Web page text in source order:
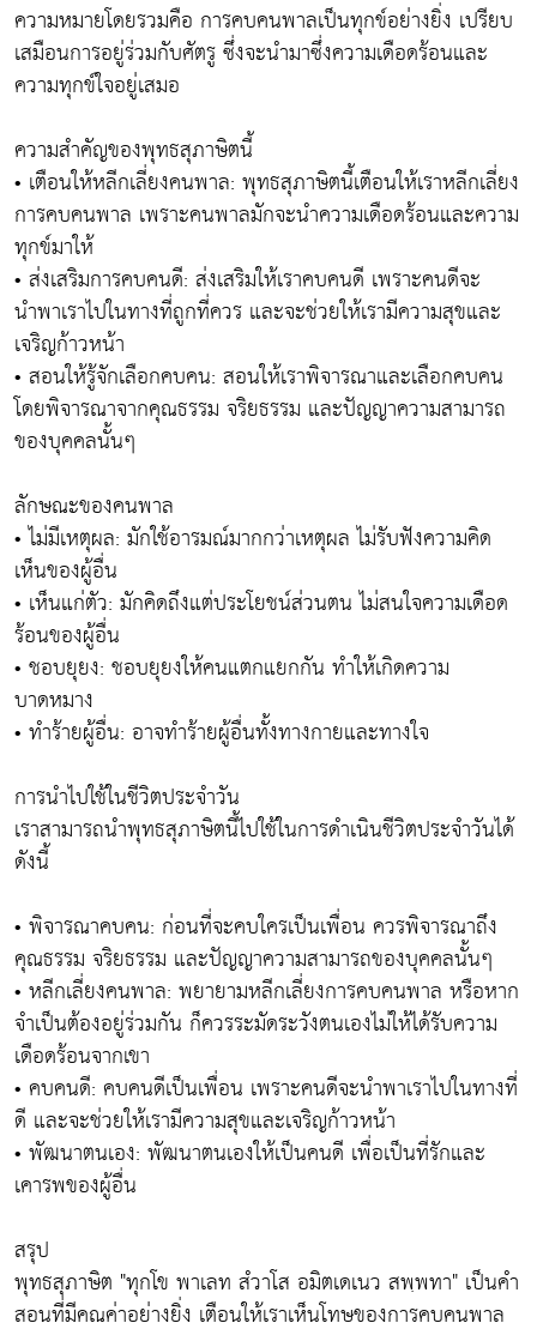
ความหมายโดยรวมคือ การคบคนพาลเป็นทุกข์อย่างยิ่ง เปรียบ
เสมือนการอยู่ร่วมกับศัตรู ซึ่งจะนำมาซึ่งความเดือดร้อนและ
ความทุกข์ใจอยู่เสมอ
ความสำคัญของพุทธสุภาษิตนี้
• เตือนให้หลีกเลี่ยงคนพาล: พุทธสุภาษิตนี้เตือนให้เราหลีกเลี่ยง
การคบคนพาล เพราะคนพาลมักจะนำความเดือดร้อนและความ
ทุกข์มาให้
• ส่งเสริมการคบคนดี: ส่งเสริมให้เราคบคนดี เพราะคนดีจะ
นำพาเราไปในทางที่ถูกที่ควร และจะช่วยให้เรามีความสุขและ
เจริญก้าวหน้า
• สอนให้รู้จักเลือกคบคน: สอนให้เราพิจารณาและเลือกคบคน
โดยพิจารณาจากคุณธรรม จริยธรรม และปัญญาความสามารถ
ของบุคคลนั้นๆ
ลักษณะของคนพาล
• ไม่มีเหตุผล: มักใช้อารมณ์มากกว่าเหตุผล ไม่รับฟังความคิด
เห็นของผู้อื่น
• เห็นแก่ตัว: มักคิดถึงแต่ประโยชน์ส่วนตน ไม่สนใจความเดือด
ร้อนของผู้อื่น
• ชอบยุยง: ชอบยุยงให้คนแตกแยกกัน ทำให้เกิดความ
บาดหมาง
• ทำร้ายผู้อื่น: อาจทำร้ายผู้อื่นทั้งทางกายและทางใจ
การนำไปใช้ในชีวิตประจำวัน
เราสามารถนำพุทธสุภาษิตนี้ไปใช้ในการดำเนินชีวิตประจำวันได้
ดังนี้
• พิจารณาคบคน: ก่อนที่จะคบใครเป็นเพื่อน ควรพิจารณาถึง
คุณธรรม จริยธรรม และปัญญาความสามารถของบุคคลนั้นๆ
• หลีกเลี่ยงคนพาล: พยายามหลีกเลี่ยงการคบคนพาล หรือหาก
จำเป็นต้องอยู่ร่วมกัน ก็ควรระมัดระวังตนเองไม่ให้ได้รับความ
เดือดร้อนจากเขา
• คบคนดี: คบคนดีเป็นเพื่อน เพราะคนดีจะนำพาเราไปในทางที่
ดี และจะช่วยให้เรามีความสุขและเจริญก้าวหน้า
• พัฒนาตนเอง: พัฒนาตนเองให้เป็นคนดี เพื่อเป็นที่รักและ
เคารพของผู้อื่น
สรุป
พุทธสุภาษิต "ทุกโข พาเลท สํวาโส อมิตเดเนว สพฺพทา" เป็นคำ